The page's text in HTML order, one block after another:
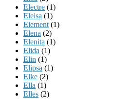
Electre (1)
Eleisa (1)
Element (1)
Elena (2)
Elenita (1)
Elida (1)
Elin (1)
Elipsa (1)
Elke (2)
Ella (1)
Elles (2)